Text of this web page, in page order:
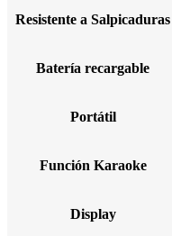
Resistente a Salpicaduras
Batería recargable
Portátil
Función Karaoke
Display